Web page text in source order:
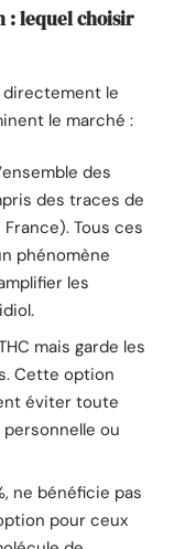
: lequel choisir
directement le
le marché :
des
des traces de
Tous ces
phénomène
les
mais garde les
Cette option
éviter toute
ou
ne bénéficie pas
pour ceux